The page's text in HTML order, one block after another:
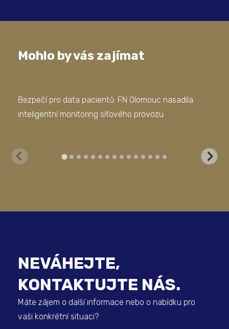
Mohlo by vás zajímat
Bezpečí pro data pacientů: FN Olomouc nasadila
inteligentní monitoring síťového provozu
NEVÁHEJTE,
KONTAKTUJTE NÁS.
Máte zájem o další informace nebo o nabídku pro
vaši konkrétní situaci?